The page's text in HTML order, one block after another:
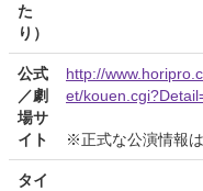
た
り）
公式
／劇
場サ
イト
http://
et/
※正式な公演情報
タイ